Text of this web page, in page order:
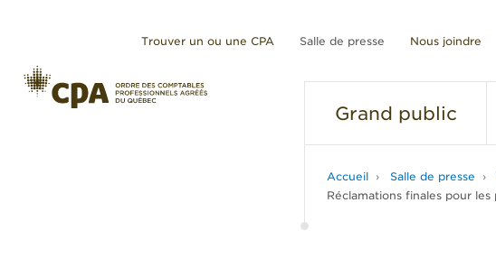
Trouver un ou une CPA Salle de presse Nous joindre
Grand public
Accueil Salle de presse
Réclamations finales pour